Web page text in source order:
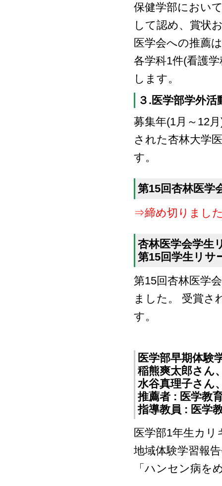
保健学部におい
して認め、賞状
医学会への推薦
各学科1件(看護
します。
３.医学部学外活
募集年(1月～12
された杏林大学
す。
第15回杏林医学
⇒締め切りまし
杏林医学会学生
第15回学生リサ
第15回杏林医学
ました。 受賞さ
す。
医学部早期体験
稲熊爽太郎さん
水谷真理子さん
推薦者 : 医学教
指導教員 : 医学
医学部1年生カリ
地域体験学習報
「ハンセン病を